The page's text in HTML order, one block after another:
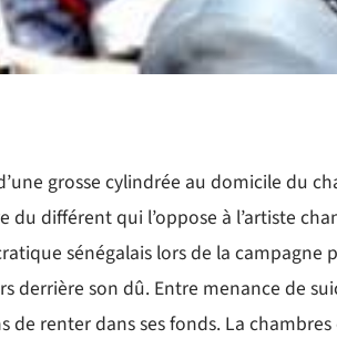
grosse cylindrée au domicile du
du différent qui l’oppose à l’artiste
sénégalais lors de la
derrière son dû. Entre menance de
de renter dans ses fonds. La